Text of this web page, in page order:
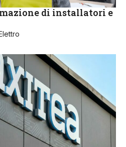
di installatori e